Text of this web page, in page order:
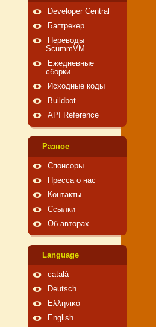
Developer Central
Багтрекер
Переводы
ScummVM
Ежедневные
сборки
Исходные коды
Buildbot
API Reference
Pазное
Спонсоры
Пресса о нас
Контакты
Ссылки
Об авторах
Language
català
Deutsch
Ελληνικά
English